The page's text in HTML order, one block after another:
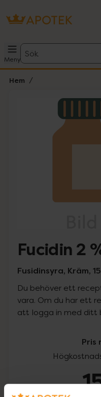
Meny
Sök
Hem
Lista: .
Fucidin 2
Fusidinsyra, Kräm,
Du behöver ett
vara. Om du har ett
att logga in med ditt
Pris